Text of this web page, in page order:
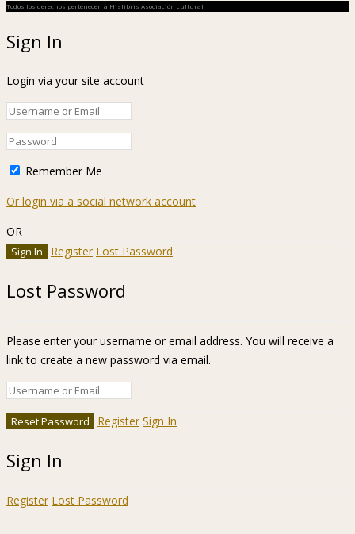
Todos los derechos pertenecen a Hislibris Asociación cultural
Sign In
Login via your site account
Remember Me
Or login via a social network account
OR
Register Lost Password
Lost Password
Please enter your username or email address. You will receive a
link to create a new password via email.
Register Sign In
Sign In
Register Lost Password